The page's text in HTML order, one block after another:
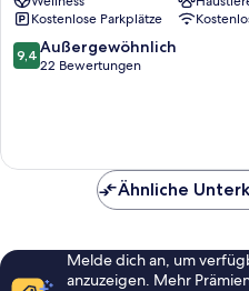
&
Stay
Himi
Kostenlose Parkplätze
9.4
von
9,4 Außergewöhnlich
22 Bewertungen
Ähnliche
Melde dich an, um
anzuzeigen. Mehr